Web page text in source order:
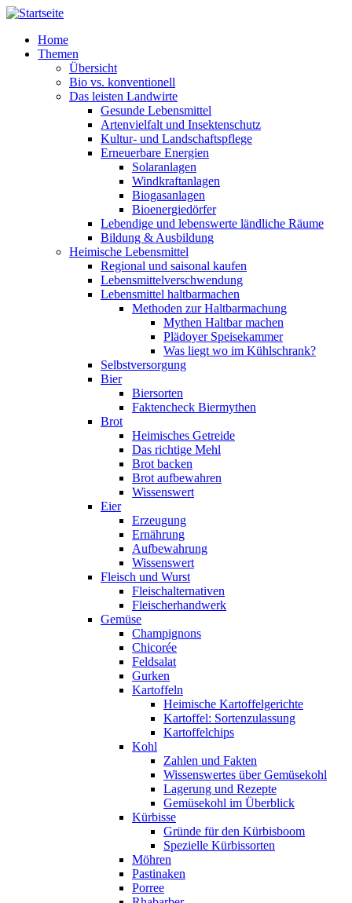
Direkt zum Inhalt
Home
Themen
Übersicht
Bio vs. konventionell
Das leisten Landwirte
Gesunde Lebensmittel
Artenvielfalt und Insektenschutz
Kultur- und Landschaftspflege
Erneuerbare Energien
Solaranlagen
Windkraftanlagen
Biogasanlagen
Bioenergiedörfer
Lebendige und lebenswerte ländliche Räume
Bildung & Ausbildung
Heimische Lebensmittel
Regional und saisonal kaufen
Lebensmittelverschwendung
Lebensmittel haltbarmachen
Methoden zur Haltbarmachung
Mythen Haltbar machen
Plädoyer Speisekammer
Was liegt wo im Kühlschrank?
Selbstversorgung
Bier
Biersorten
Faktencheck Biermythen
Brot
Heimisches Getreide
Das richtige Mehl
Brot backen
Brot aufbewahren
Wissenswert
Eier
Erzeugung
Ernährung
Aufbewahrung
Wissenswert
Fleisch und Wurst
Fleischalternativen
Fleischerhandwerk
Gemüse
Champignons
Chicorée
Feldsalat
Gurken
Kartoffeln
Heimische Kartoffelgerichte
Kartoffel: Sortenzulassung
Kartoffelchips
Kohl
Zahlen und Fakten
Wissenswertes über Gemüsekohl
Lagerung und Rezepte
Gemüsekohl im Überblick
Kürbisse
Gründe für den Kürbisboom
Spezielle Kürbissorten
Möhren
Pastinaken
Porree